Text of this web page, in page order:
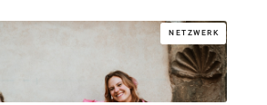
NETZWERK